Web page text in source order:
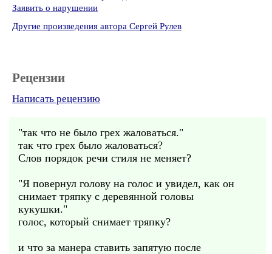
Заявить о нарушении
Другие произведения автора Сергей Рулев
Рецензии
Написать рецензию
"так что не было грех жаловаться."
так что грех было жаловаться?
Слов порядок речи стиля не меняет?
"Я повернул голову на голос и увидел, как он
снимает тряпку с деревянной головы
кукушки."
голос, который снимает тряпку?
и что за манера ставить запятую после